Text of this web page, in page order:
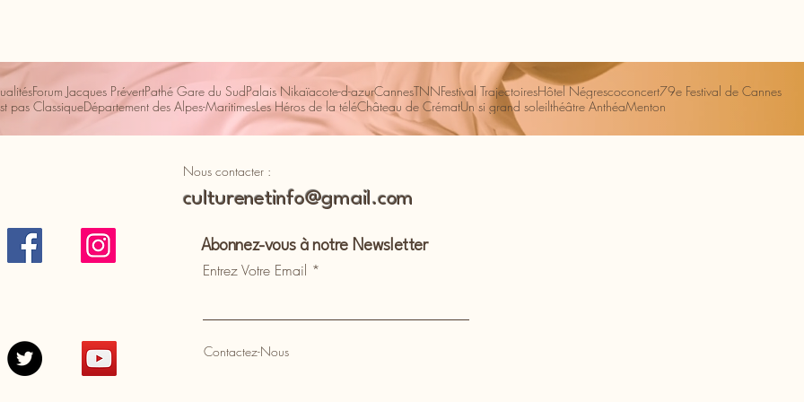
Forum Jacques PrévertPathé Gare du SudPalais Nikaïacote-d-azurCannesTNNFestival TrajectoiresHôtel Négrescoconcert79e Festival de Cannes
pas ClassiqueDépartement des Alpes-MaritimesLes Héros de la téléChâteau de CrématUn si grand soleilthéâtre AnthéaMenton
Nous contacter :
culturenetinfo@gmail.com
Abonnez-vous à notre Newsletter
Entrez Votre Email
Contactez-Nous